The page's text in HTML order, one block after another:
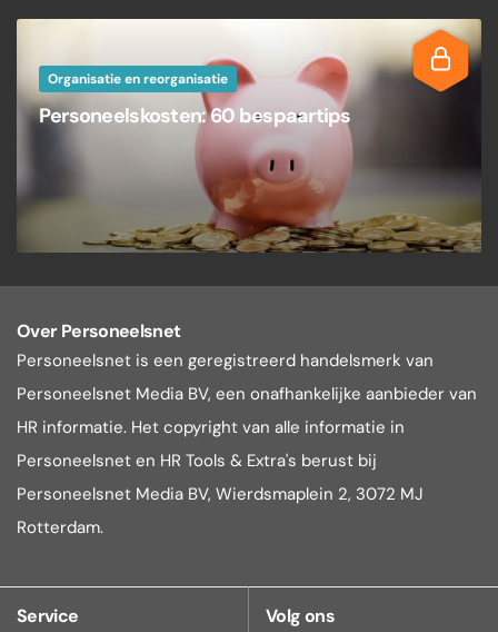
Organisatie en reorganisatie
Personeelskosten: 60 bespaartips
Over Personeelsnet
Personeelsnet is een geregistreerd handelsmerk van
Personeelsnet Media BV, een onafhankelijke aanbieder van
HR informatie. Het copyright van alle informatie in
Personeelsnet en HR Tools & Extra's berust bij
Personeelsnet Media BV, Wierdsmaplein 2, 3072 MJ
Rotterdam.
Service Volg ons